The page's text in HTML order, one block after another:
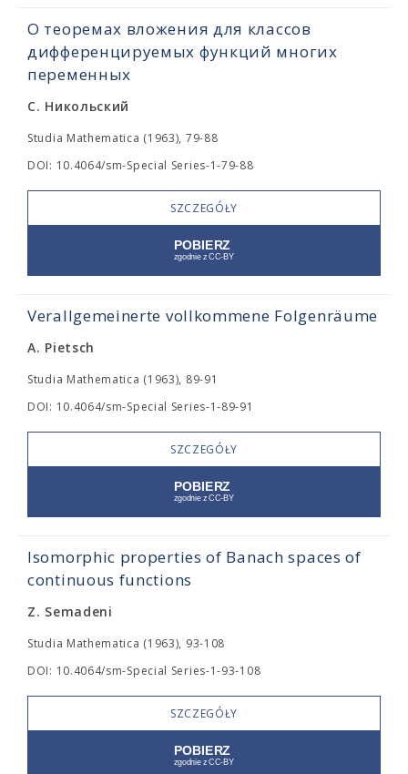
О теоремах вложения для классов
дифференцируемых функций многих
переменных
С. Никольский
Studia Mathematica (1963), 79-88
DOI: 10.4064/sm-Special Series-1-79-88
SZCZEGÓŁY
Verallgemeinerte vollkommene Folgenräume
A. Pietsch
Studia Mathematica (1963), 89-91
DOI: 10.4064/sm-Special Series-1-89-91
SZCZEGÓŁY
Isomorphic properties of Banach spaces of
continuous functions
Z. Semadeni
Studia Mathematica (1963), 93-108
DOI: 10.4064/sm-Special Series-1-93-108
SZCZEGÓŁY